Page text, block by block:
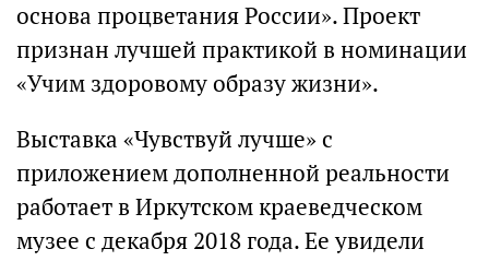
основа процветания России». Проект
признан лучшей практикой в номинации
«Учим здоровому образу жизни».
Выставка «Чувствуй лучше» с
приложением дополненной реальности
работает в Иркутском краеведческом
музее с декабря 2018 года. Ее увидели